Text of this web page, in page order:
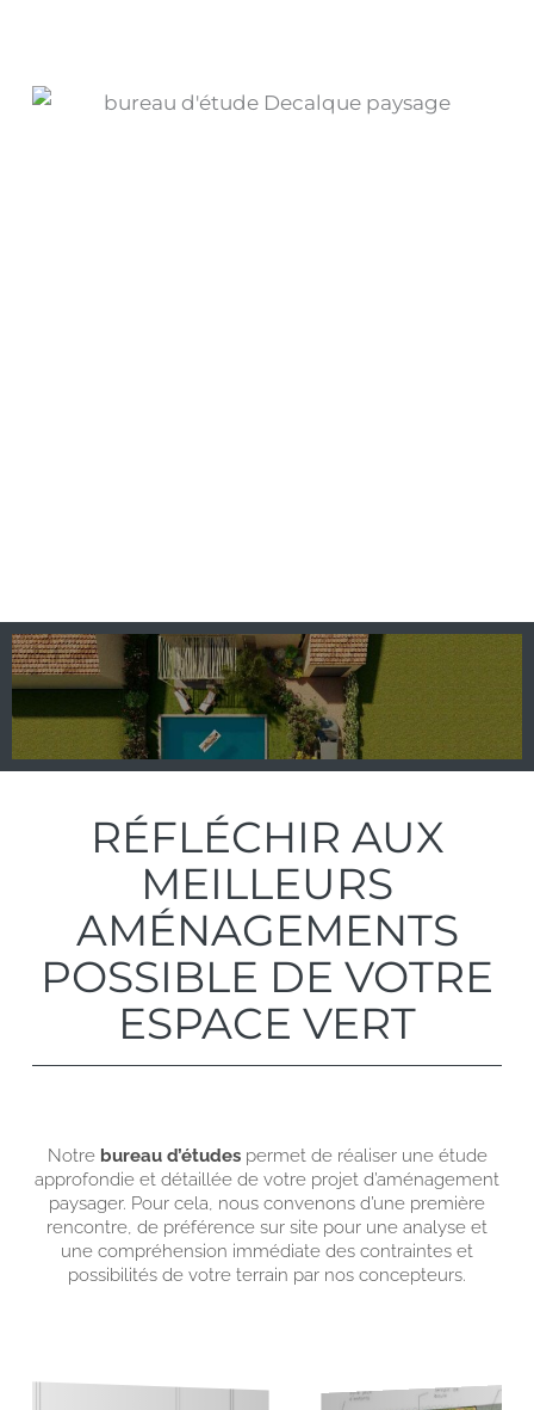
RÉFLÉCHIR AUX
MEILLEURS
AMÉNAGEMENTS
POSSIBLE DE VOTRE
ESPACE VERT
Notre bureau d’étudespermet de réaliser une étude
approfondie et détaillée de votre projet d’aménagement
paysager. Pour cela, nous convenons d’une première
rencontre, de préférence sur site pour une analyse et
une compréhension immédiate des contraintes et
possibilités de votre terrain par nos concepteurs.